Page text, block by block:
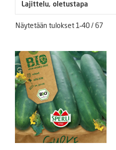
Näytetään tulokset 1–40 / 67